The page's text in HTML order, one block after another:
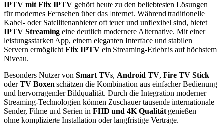
IPTV mit Flix IPTV gehört heute zu den beliebtesten Lösungen
für modernes Fernsehen über das Internet. Während traditionelle
Kabel- oder Satellitenanbieter oft teuer und unflexibel sind, bietet
IPTV Streaming eine deutlich modernere Alternative. Mit einer
leistungsstarken App, einem eleganten Interface und stabilen
Servern ermöglicht Flix IPTV ein Streaming-Erlebnis auf höchstem
Niveau.
Besonders Nutzer von Smart TVs, Android TV, Fire TV Stick
oderTV Boxen schätzen die Kombination aus einfacher Bedienung
und hervorragender Bildqualität. Durch die Integration moderner
Streaming-Technologien können Zuschauer tausende internationale
Sender, Filme und Serien in FHD und 4K Qualität genießen –
ohne komplizierte Installation oder langfristige Verträge.